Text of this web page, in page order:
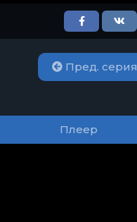
Пред. серия
Плеер